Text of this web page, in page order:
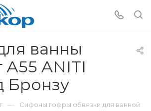
ванны
А55 ANITI
Бронзу
— Сифоны гофры обвязки для ванной